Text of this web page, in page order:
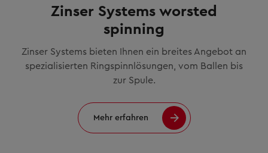
Zinser Systems worsted
spinning
Zinser Systems bieten Ihnen ein breites Angebot an
spezialisierten Ringspinnlösungen, vom Ballen bis
zur Spule.
Mehr erfahren